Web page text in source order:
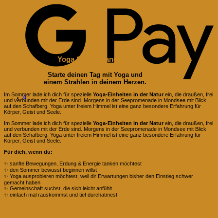
0
YogaSommerangebot
Starte deinen Tag mit Yoga und
einem Strahlen in deinem Herzen.
Im Sommer lade ich dich für spezielle Yoga-Einheiten in der Natur ein, die draußen, frei
und verbunden mit der Erde sind. Morgens in der Seepromenade in Mondsee mit Blick
auf den Schafberg. Yoga unter freiem Himmel ist eine ganz besondere Erfahrung für
Körper, Geist und Seele.
Im Sommer lade ich dich für spezielle Yoga-Einheiten in der Natur ein, die draußen, frei
und verbunden mit der Erde sind. Morgens in der Seepromenade in Mondsee mit Blick
auf den Schafberg. Yoga unter freiem Himmel ist eine ganz besondere Erfahrung für
Körper, Geist und Seele.
Für dich, wenn du:
✨ sanfte Bewegungen, Erdung & Energie tanken möchtest
✨ den Sommer bewusst beginnen willst
✨ Yoga ausprobieren möchtest, weil dir Erwartungen bisher den Einstieg schwer
gemacht haben
✨ Gemeinschaft suchst, die sich leicht anfühlt
✨ einfach mal rauskommst und tief durchatmest